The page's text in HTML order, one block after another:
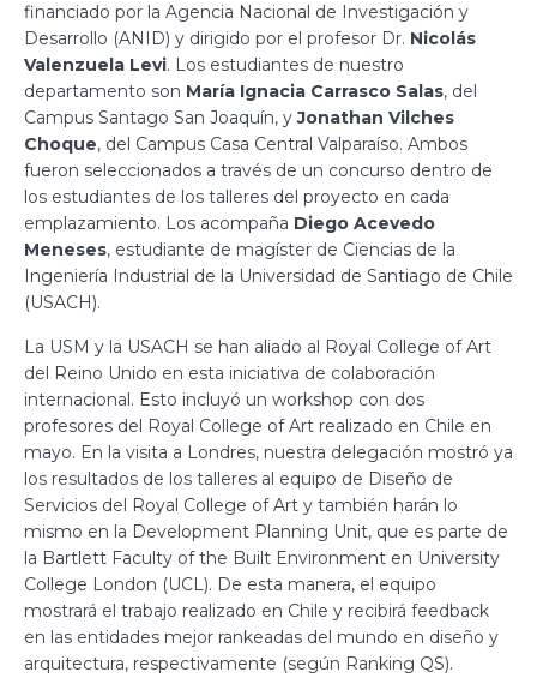
financiado por la Agencia Nacional de Investigación y
Desarrollo (ANID) y dirigido por el profesor Dr. Nicolás
Valenzuela Levi. Los estudiantes de nuestro
departamento son María Ignacia Carrasco Salas, del
Campus Santago San Joaquín, yJonathan Vilches
Choque, del Campus Casa Central Valparaíso. Ambos
fueron seleccionados a través de un concurso dentro de
los estudiantes de los talleres del proyecto en cada
emplazamiento. Los acompaña Diego Acevedo
Meneses, estudiante de magíster de Ciencias de la
Ingeniería Industrial de la Universidad de Santiago de Chile
(USACH).
La USM y la USACH se han aliado al Royal College of Art
del Reino Unido en esta iniciativa de colaboración
internacional. Esto incluyó un workshop con dos
profesores del Royal College of Art realizado en Chile en
mayo. En la visita a Londres, nuestra delegación mostró ya
los resultados de los talleres al equipo de Diseño de
Servicios del Royal College of Art y también harán lo
mismo en la Development Planning Unit, que es parte de
la Bartlett Faculty of the Built Environment en University
College London (UCL). De esta manera, el equipo
mostrará el trabajo realizado en Chile y recibirá feedback
en las entidades mejor rankeadas del mundo en diseño y
arquitectura, respectivamente (según Ranking QS).